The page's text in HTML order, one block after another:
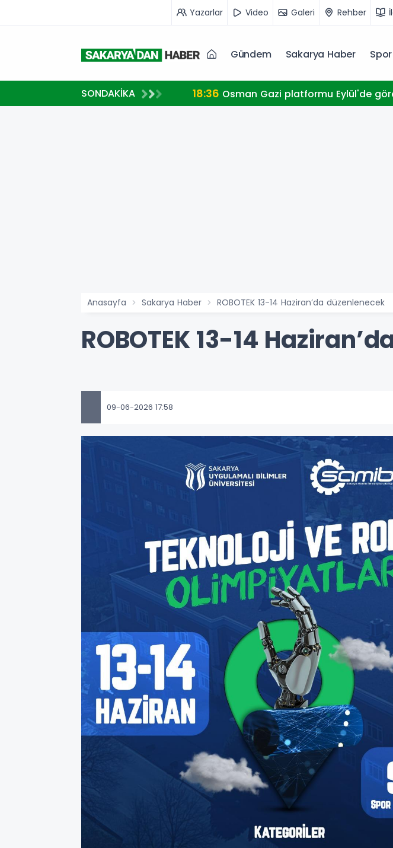
Yazarlar Video Galeri Rehber
Gündem Sakarya Haber Spor
SONDAKİKA 18:36 Osman Gazi platformu Eylül'de
Anasayfa Sakarya Haber ROBOTEK 13-14 Haziran’da düzenlenecek
ROBOTEK 13-14
09-06-2026 17:58